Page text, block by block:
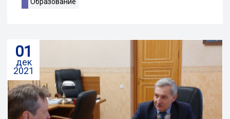
01
дек
2021